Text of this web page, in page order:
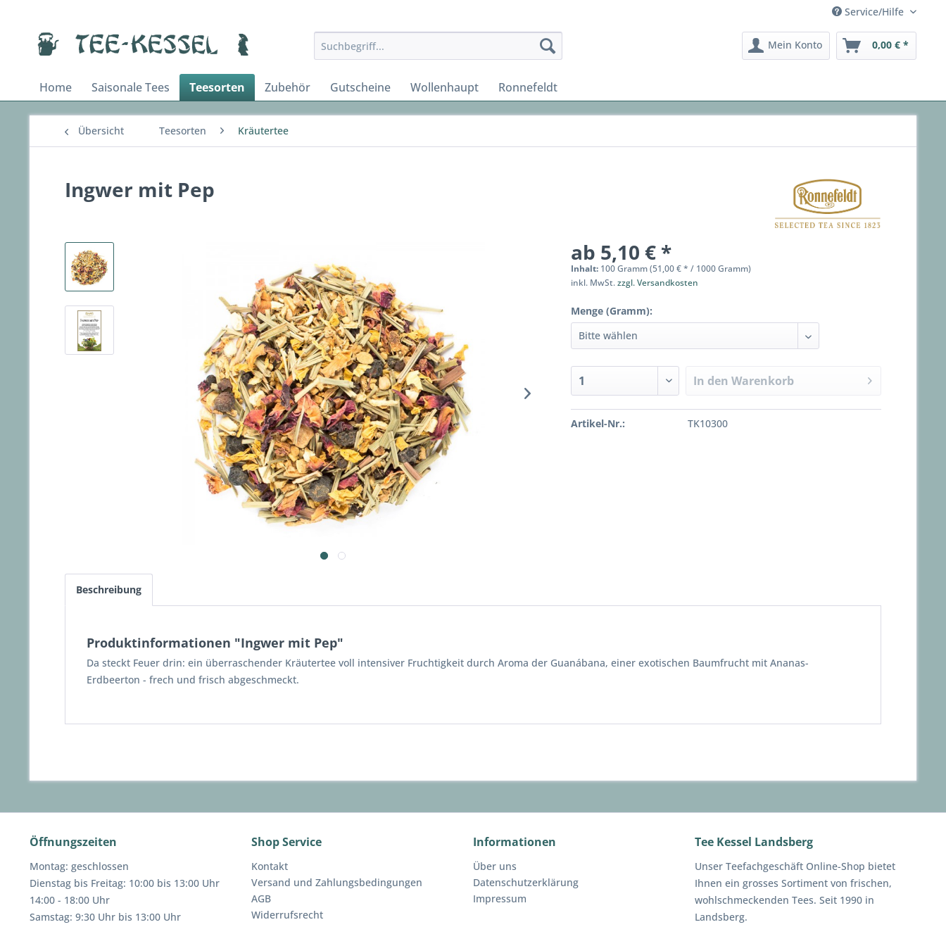
Service/Hilfe
Mein Konto 0,00 € *
Home Saisonale Tees Teesorten Zubehör Gutscheine Wollenhaupt Ronnefeldt
Übersicht Teesorten Kräutertee
Ingwer mit Pep
ab 5,10 € *
Inhalt: 100 Gramm (51,00 € * / 1000 Gramm)
inkl. MwSt.zzgl. Versandkosten
Menge (Gramm):
In den Warenkorb
Artikel-Nr.: TK10300
Beschreibung
Produktinformationen "Ingwer mit Pep"
Da steckt Feuer drin: ein überraschender Kräutertee voll intensiver Fruchtigkeit durch Aroma der Guanábana, einer exotischen Baumfrucht mit Ananas-
Erdbeerton - frech und frisch abgeschmeckt.
Öffnungszeiten
Montag: geschlossen
Dienstag bis Freitag: 10:00 bis 13:00 Uhr
14:00 - 18:00 Uhr
Samstag: 9:30 Uhr bis 13:00 Uhr
Shop Service
Kontakt
Versand und Zahlungsbedingungen
AGB
Widerrufsrecht
Informationen
Über uns
Datenschutzerklärung
Impressum
Tee Kessel Landsberg
Unser Teefachgeschäft Online-Shop bietet
Ihnen ein grosses Sortiment von frischen,
wohlschmeckenden Tees. Seit 1990 in
Landsberg.